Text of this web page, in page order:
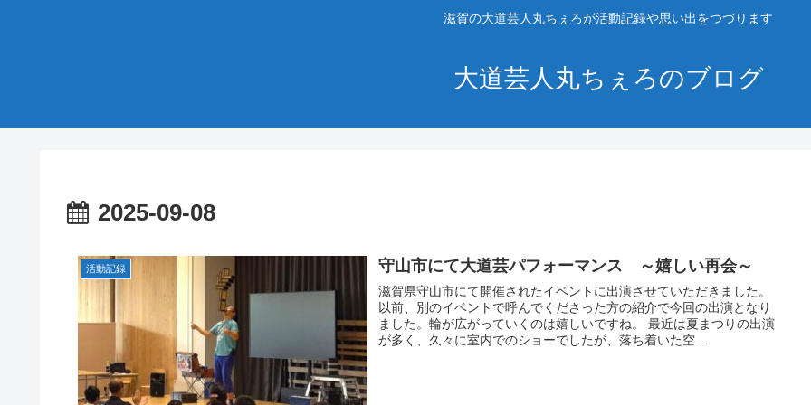
滋賀の大道芸人丸ちぇろが活動記録や思い出をつづります
大道芸人丸ちぇろのブログ
2025-09-08
活動記録 守山市にて大道芸パフォーマンス ～嬉しい再会～
滋賀県守山市にて開催されたイベントに出演させていただきました。
以前、別のイベントで呼んでくださった方の紹介で今回の出演となり
ました。輪が広がっていくのは嬉しいですね。 最近は夏まつりの出演
が多く、久々に室内でのショーでしたが、落ち着いた空...